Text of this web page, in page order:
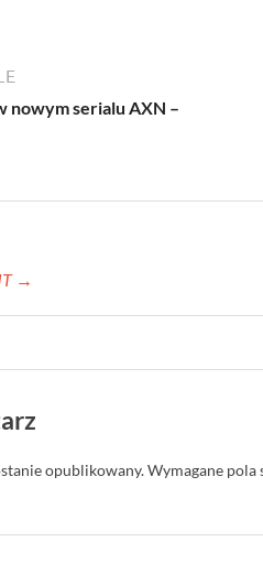
nowym serialu AXN –
→
opublikowany.Wymagane pola